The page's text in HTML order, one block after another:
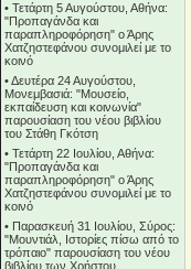
• Τετάρτη 5 Αυγούστου, Αθήνα:
"Προπαγάνδα και
παραπληροφόρηση" ο Άρης
Χατζηστεφάνου συνομιλεί με το
κοινό
•Δευτέρα 24 Αυγούστου,
Μονεμβασιά: "Μουσείο,
εκπαίδευση και κοινωνία"
παρουσίαση του νέου βιβλίου
του Στάθη Γκότση
• Τετάρτη 22 Ιουλίου, Αθήνα:
"Προπαγάνδα και
παραπληροφόρηση" ο Άρης
Χατζηστεφάνου συνομιλεί με το
κοινό
• Παρασκευή 31 Ιουλίου, Σύρος:
"Μουντιάλ, Ιστορίες πίσω από το
τρόπαιο" παρουσίαση του νέου
βιβλίου των Χρήστου